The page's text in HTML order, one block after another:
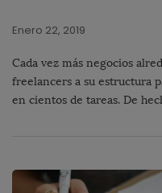
Enero 22, 2019
Cada vez más negocios
freelancers a su estructura
en cientos de tareas. De